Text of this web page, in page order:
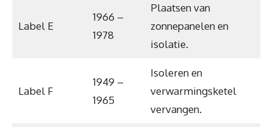
Label E
1966 –
1978
Plaatsen van
zonnepanelen en
isolatie.
Label F
1949 –
1965
Isoleren en
verwarmingsketel
vervangen.